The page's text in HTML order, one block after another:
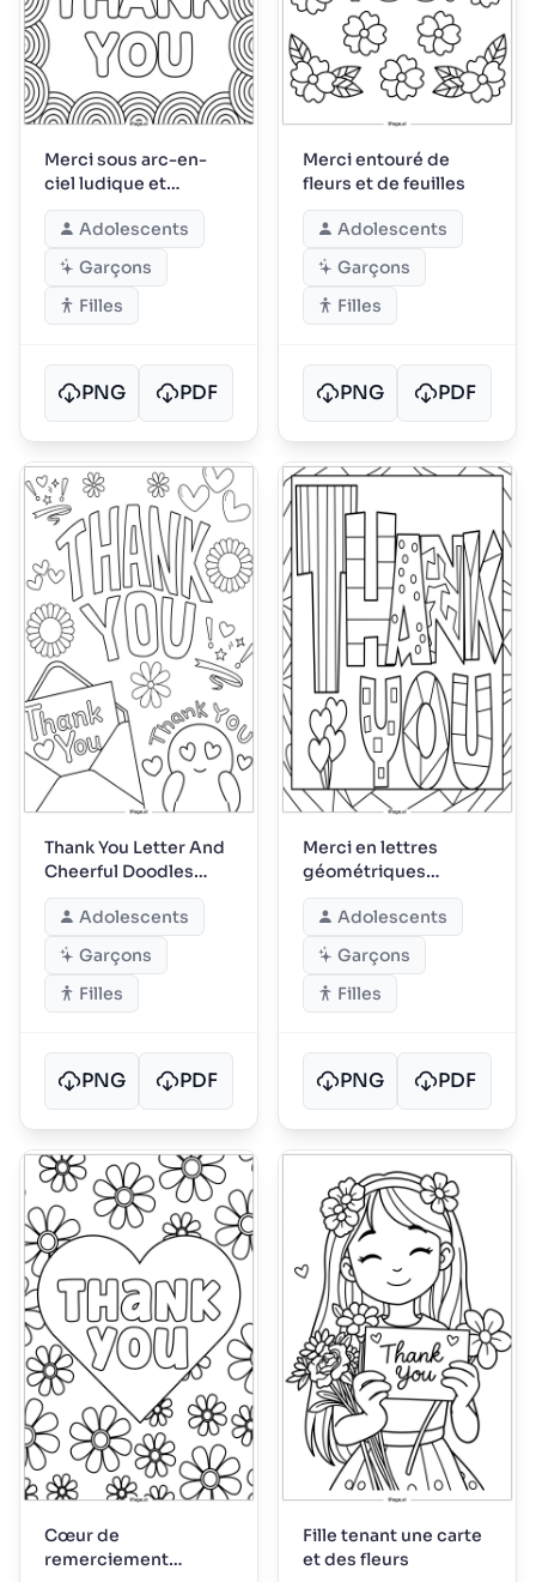
Merci sous arc-en-
ciel ludique et
cercles
Adolescents
Garçons
Filles
PNG PDF
Merci entouré de
fleurs et de feuilles
Adolescents
Garçons
Filles
PNG PDF
Thank You Letter And
Cheerful Doodles
Everywhere
Adolescents
Garçons
Filles
PNG PDF
Merci en lettres
géométriques
audacieuses
Adolescents
Garçons
Filles
PNG PDF
Cœur de
remerciement
Fille tenant une carte
et des fleurs